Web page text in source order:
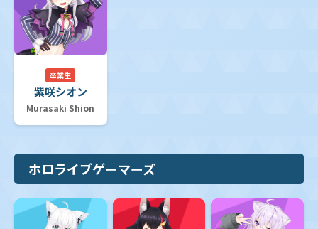
卒業生
紫咲シオン
Murasaki Shion
ホロライブゲーマーズ